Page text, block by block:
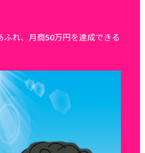
ふれ、月商50万円を達成できる